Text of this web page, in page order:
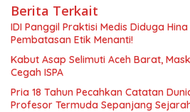
Berita Terkait
IDI Panggil Praktisi Medis Diduga Hina
Pembatasan Etik Menanti!
Kabut Asap Selimuti Aceh Barat,
Cegah ISPA
Pria 18 Tahun Pecahkan Catatan
Profesor Termuda Sepanjang